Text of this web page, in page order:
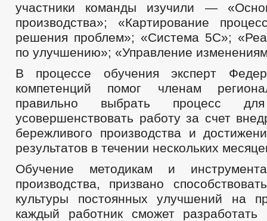
участники команды изучили —
производства»; «Картирование
решения проблем»; «Система 5С»;
по улучшению»; «Управление
В процессе обучения эксперт
компетенций помог членам
правильно выбрать процесс для
усовершенствовать работу за счет
бережливого производства и
результатов в течении нескольких
Обучение методикам и
производства, призвано
культуры постоянных улучшений на
каждый работник сможет разработать